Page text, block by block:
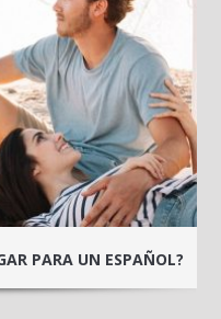
PARA UN ESPAÑOL?